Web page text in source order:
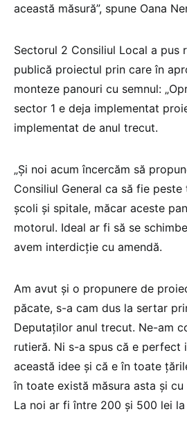
această măsură”, spune Oana
Sectorul 2 Consiliul Local a pus
publică proiectul prin care în
monteze panouri cu semnul:
sector 1 e deja implementat
implementat de anul trecut.
„Și noi acum încercăm să
Consiliul General ca să fie
școli și spitale, măcar aceste
motorul. Ideal ar fi să se
avem interdicție cu amendă.
Am avut și o propunere de
păcate, s-a cam dus la sertar
Deputaților anul trecut. Ne-am
rutieră. Ni s-a spus că e perfect
această idee și că e în toate
în toate există măsura asta și
La noi ar fi între 200 și 500 lei